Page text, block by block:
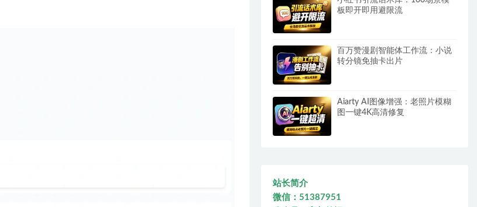
板即开即用避限流
百万赞漫剧智能体工作流：小说
转分镜免抽卡出片
Aiarty AI图像增强：老照片模糊
图一键4K高清修复
站长简介
微信：51387951